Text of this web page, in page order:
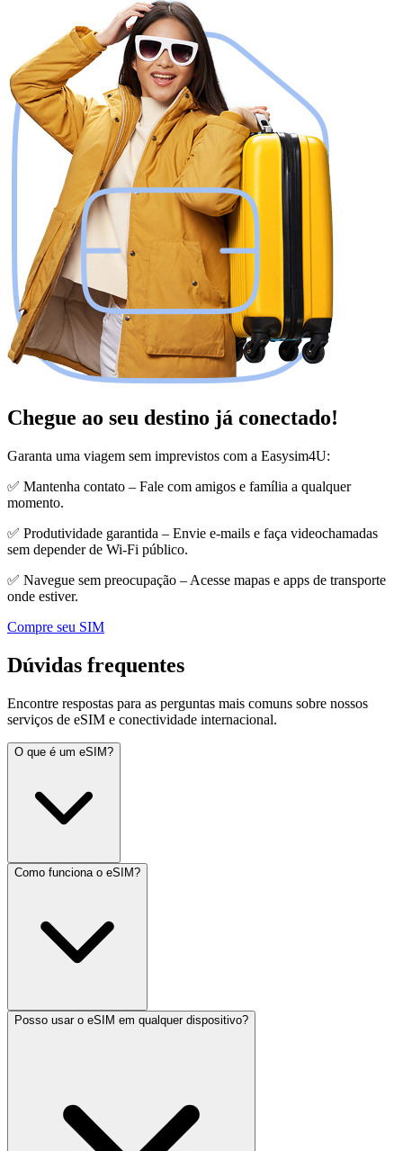
Chegue ao seu destino já conectado!
Garanta uma viagem sem imprevistos com a Easysim4U:
✅ Mantenha contato – Fale com amigos e família a qualquer
momento.
✅ Produtividade garantida – Envie e-mails e faça videochamadas
sem depender de Wi-Fi público.
✅ Navegue sem preocupação – Acesse mapas e apps de transporte
onde estiver.
Compre seu SIM
Dúvidas frequentes
Encontre respostas para as perguntas mais comuns sobre nossos
serviços de eSIM e conectividade internacional.
O que é um eSIM?
Como funciona o eSIM?
Posso usar o eSIM em qualquer dispositivo?